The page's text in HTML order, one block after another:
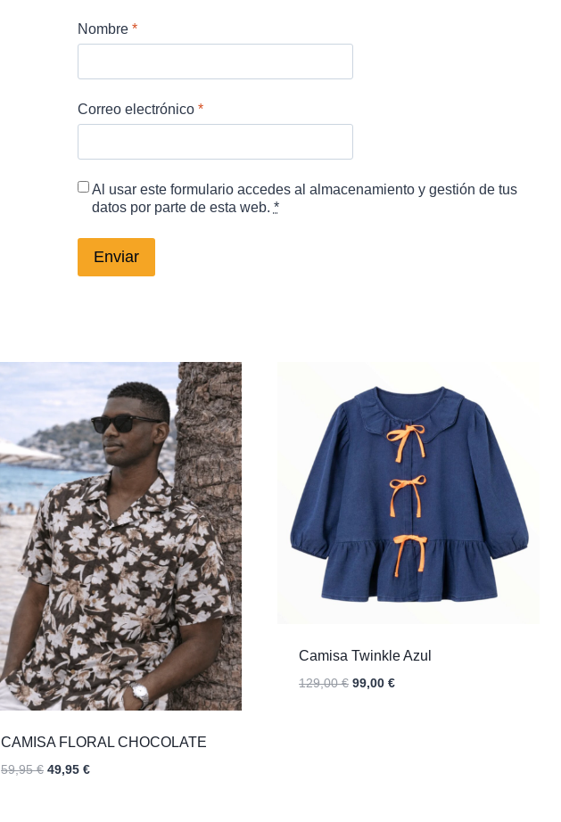
Nombre *
Correo electrónico *
Al usar este formulario accedes al almacenamiento y gestión de tus
datos por parte de esta web. *
CAMISA FLORAL CHOCOLATE
59,95€ El
49,95 €El
Camisa Twinkle Azul
129,00€ El
99,00 €El